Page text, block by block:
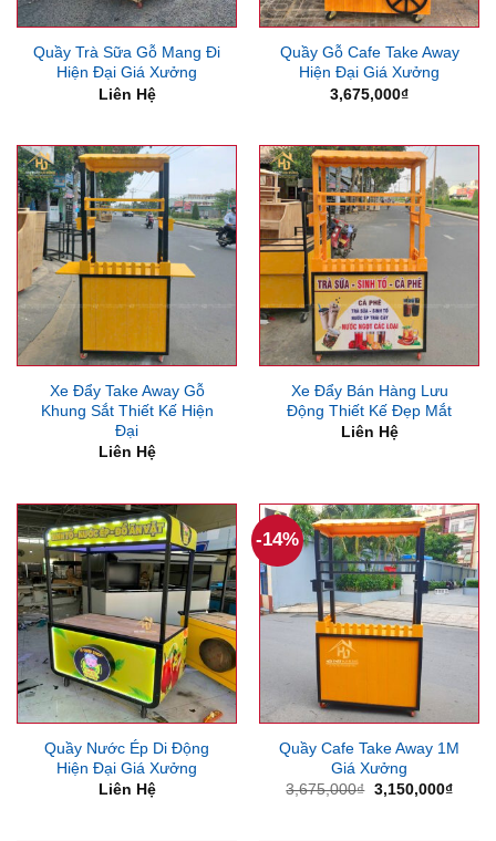
Quầy Trà Sữa Gỗ Mang Đi
Hiện Đại Giá Xưởng
Liên Hệ
Quầy Gỗ Cafe Take Away
Hiện Đại Giá Xưởng
3,675,000₫
Xe Đẩy Take Away Gỗ
Khung Sắt Thiết Kế Hiện
Đại
Liên Hệ
Xe Đẩy Bán Hàng Lưu
Động Thiết Kế Đẹp Mắt
Liên Hệ
Quầy Nước Ép Di Động
Hiện Đại Giá Xưởng
Liên Hệ
-14%
Quầy Cafe Take Away 1M
Giá Xưởng
3,675,000₫ Giá
3,150,000₫Giá